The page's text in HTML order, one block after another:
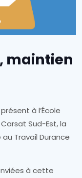
maintien
à l’École
Sud-Est, la
Travail Durance
à cette